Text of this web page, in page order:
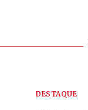
DESTAQUE